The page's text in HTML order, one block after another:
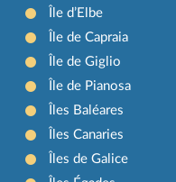
Île d’Elbe
Île de Capraia
Île de Giglio
Île de Pianosa
Îles Baléares
Îles Canaries
Îles de Galice